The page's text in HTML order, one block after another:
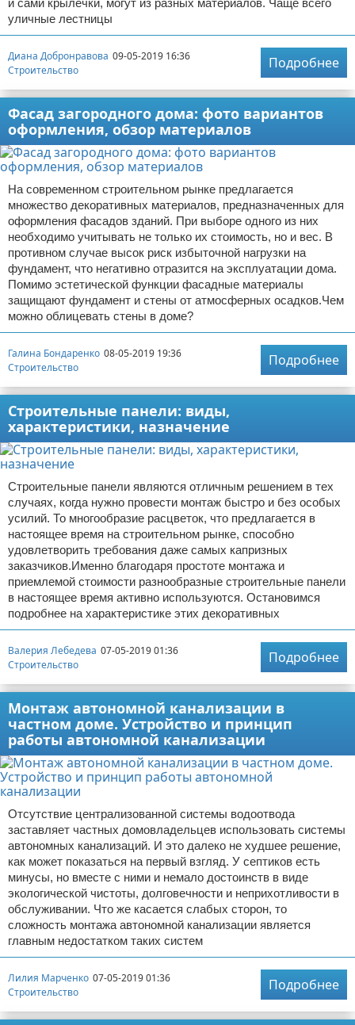
и сами крылечки, могут из разных материалов. Чаще всего
уличные лестницы
Диана Добронравова 09-05-2019 16:36
Строительство
Подробнее
Фасад загородного дома: фото вариантов
оформления, обзор материалов
На современном строительном рынке предлагается
множество декоративных материалов, предназначенных для
оформления фасадов зданий. При выборе одного из них
необходимо учитывать не только их стоимость, но и вес. В
противном случае высок риск избыточной нагрузки на
фундамент, что негативно отразится на эксплуатации дома.
Помимо эстетической функции фасадные материалы
защищают фундамент и стены от атмосферных осадков.Чем
можно облицевать стены в доме?
Галина Бондаренко 08-05-2019 19:36
Строительство
Подробнее
Строительные панели: виды,
характеристики, назначение
Строительные панели являются отличным решением в тех
случаях, когда нужно провести монтаж быстро и без особых
усилий. То многообразие расцветок, что предлагается в
настоящее время на строительном рынке, способно
удовлетворить требования даже самых капризных
заказчиков.Именно благодаря простоте монтажа и
приемлемой стоимости разнообразные строительные панели
в настоящее время активно используются. Остановимся
подробнее на характеристике этих декоративных
Валерия Лебедева 07-05-2019 01:36
Строительство
Подробнее
Монтаж автономной канализации в
частном доме. Устройство и принцип
работы автономной канализации
Отсутствие централизованной системы водоотвода
заставляет частных домовладельцев использовать системы
автономных канализаций. И это далеко не худшее решение,
как может показаться на первый взгляд. У септиков есть
минусы, но вместе с ними и немало достоинств в виде
экологической чистоты, долговечности и неприхотливости в
обслуживании. Что же касается слабых сторон, то
сложность монтажа автономной канализации является
главным недостатком таких систем
Лилия Марченко 07-05-2019 01:36
Строительство
Подробнее